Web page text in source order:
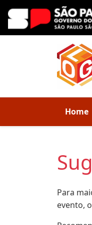
Home
Para
evento,